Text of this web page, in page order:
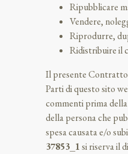
Ripubblicare
Vendere,
Riprodurre,
Ridistribuire il
Il presente Contratto
Parti di questo sito
commenti prima
della persona che
spesa causata e/o
37853_1si riserva il